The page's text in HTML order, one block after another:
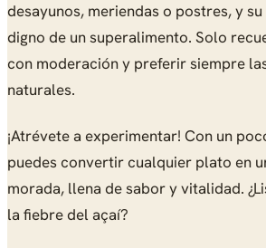
desayunos, meriendas o postres, y
digno de un superalimento. Solo
con moderación y preferir siempre
naturales.
¡Atrévete a experimentar! Con un
puedes convertir cualquier plato en
morada, llena de sabor y vitalidad.
la fiebre del açaí?